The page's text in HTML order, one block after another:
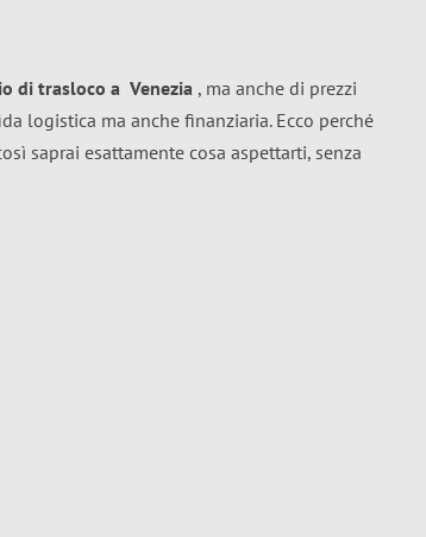
di trasloco a Venezia , ma anche di prezzi
logistica ma anche finanziaria. Ecco perché
saprai esattamente cosa aspettarti, senza